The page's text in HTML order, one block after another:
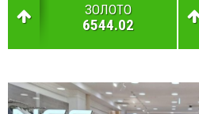
ЗОЛОТО
6544.02